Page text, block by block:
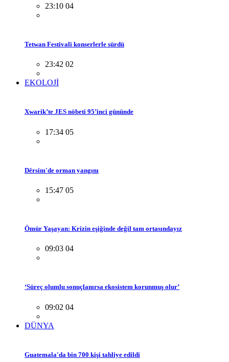
23:10 04
Tetwan Festivali konserlerle sürdü
23:42 02
EKOLOJİ
Xwarik’te JES nöbeti 95’inci gününde
17:34 05
Dêrsim'de orman yangını
15:47 05
Ömür Yaşayan: Krizin eşiğinde değil tam ortasındayız
09:03 04
‘Süreç olumlu sonuçlanırsa ekosistem korunmuş olur’
09:02 04
DÜNYA
Guatemala'da bin 700 kişi tahliye edildi